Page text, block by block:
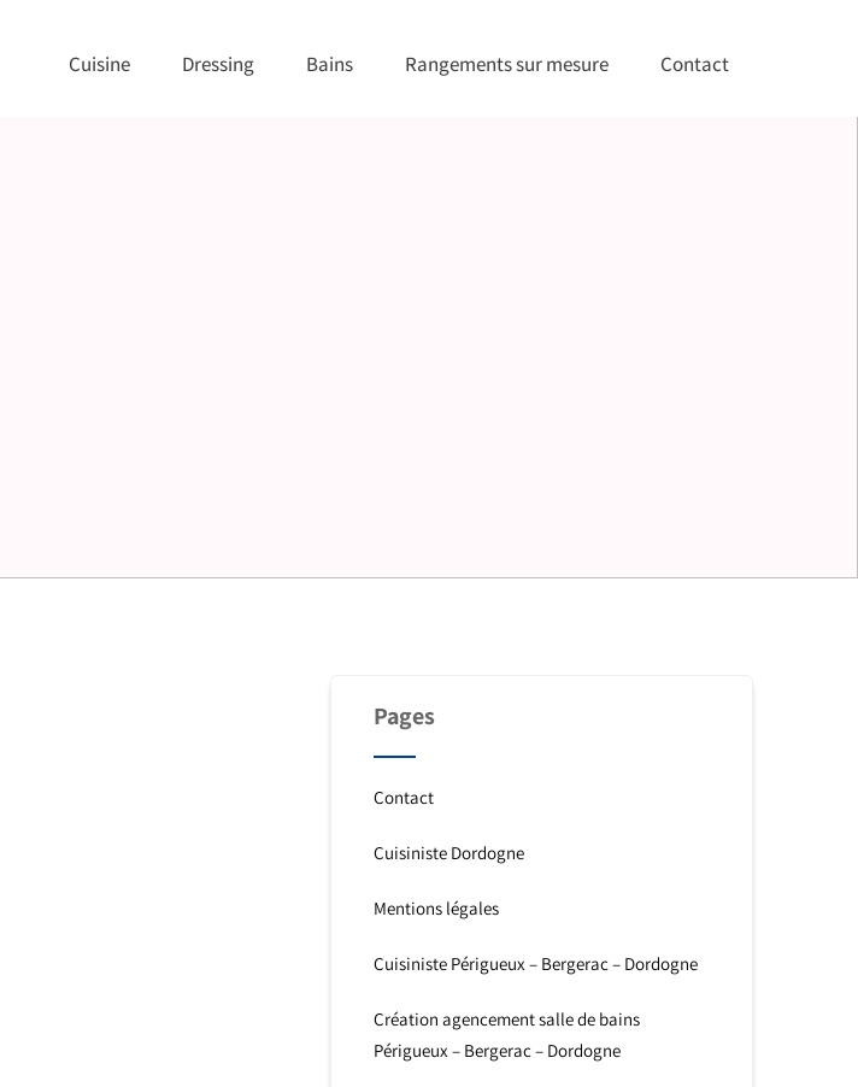
Cuisine Dressing Bains Rangements sur mesure Contact
Pages
Contact
Cuisiniste Dordogne
Mentions légales
Cuisiniste Périgueux – Bergerac – Dordogne
Création agencement salle de bains
Périgueux – Bergerac – Dordogne